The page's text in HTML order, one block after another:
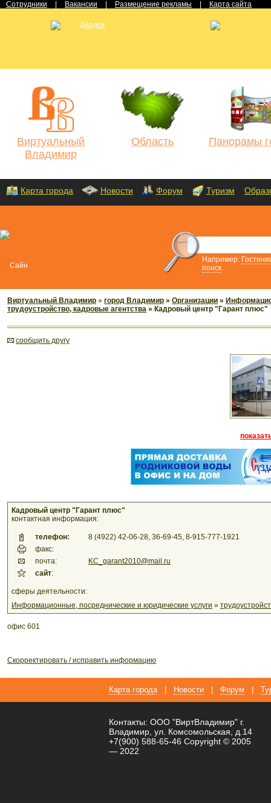
Сотрудники Вакансии Размещение рекламы Карта сайта
Виртуальный
Владимир
Область Панорамы
Карта города Новости Форум Туризм
Например:
поиск
Виртуальный Владимир » город Владимир » Организации »
трудоустройство, кадровые агентства » Кадровый центр "Гарант плюс"
cообщить другу
Кадровый центр "Гарант плюс"
контактная информация:
телефон:
8 (4922) 42-06-28, 36-69-45, 8-915-777-1921
факс:
почта:
KC_garant2010@mail.ru
сайт:
сферы деятельности:
Информационные, посреднические и юридические услуги »
офис 601
Скорректировать / исправить информацию
Карта города Новости Форум
Контакты: ООО "ВиртВладимир" г.
Владимир, ул. Комсомольская, д.14
+7(900) 588-65-46 Copyright © 2005
— 2022